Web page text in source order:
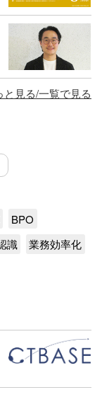
と見る/一覧で見る
BPO
識 業務効率化